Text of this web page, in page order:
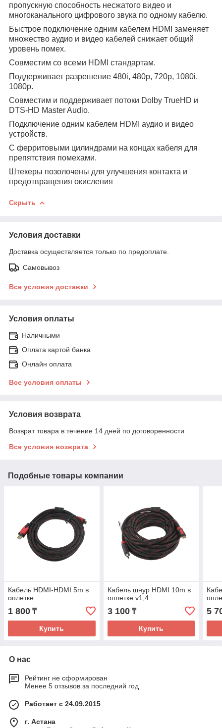
пропускную способность несжатого видео и
многоканального цифрового звука по одному кабелю.
Быстрое подключение одним кабелем HDMI заменяет
множество аудио и видео кабелей снижает общий
уровень помех.
Совместим со всеми HDMI стандартам.
Поддерживает разрешение 480i, 480p, 720p, 1080i,
1080p.
Совместим и поддерживает потоки Dolby TrueHD и
DTS-HD Master Audio.
Подключение одним кабелем HDMI аудио и видео
устройств.
С ферритовыми цилиндрами на концах кабеля для
препятствия помехами.
Штекеры позолочены для улучшения контакта и
предотвращения окисления
Скрыть
Условия доставки
Доставка осуществляется только по предоплате.
Самовывоз
Все условия доставки
Условия оплаты
Наличными
Оплата картой банка
Онлайн оплата
Все условия оплаты
Условия возврата
Возврат товара в течение 14 дней по договоренности
Все условия возврата
Подобные товары компании
Кабель HDMI-HDMI 5m в
оплетке
1 800 ₸
Купить
Кабель шнур HDMI 10m в
оплетке v1,4
3 100₸
Купить
5
О нас
Рейтинг не сформирован
Менее 5 отзывов за последний год
Работает с 24.09.2015
г. Астана